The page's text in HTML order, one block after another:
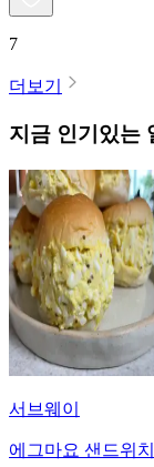
7
더보기
지금 인기있는
서브웨이
에그마요 샌드위치